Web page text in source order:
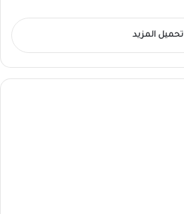
تحميل المزيد